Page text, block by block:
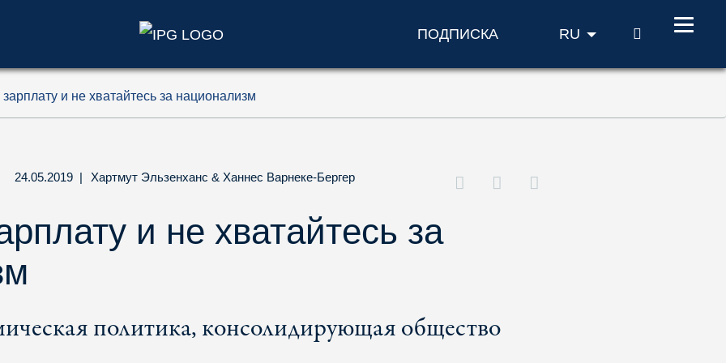
ПОДПИСКА RU ПОИСК
и не хватайтесь за национализм
24.05.2019 | Хартмут Эльзенханс & Ханнес Варнеке-Бергер
и не хватайтесь за
политика, консолидирующая общество